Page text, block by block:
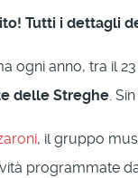
Tutti i dettagli
ogni anno, tra il
delle Streghe.
, il gruppo
programmate